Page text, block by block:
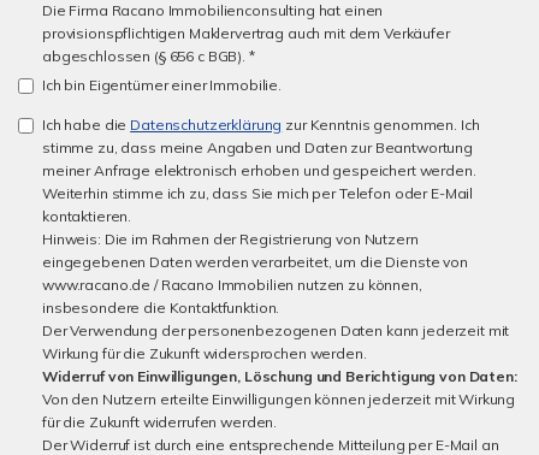
Die Firma Racano Immobilienconsulting hat einen
provisionspflichtigen Maklervertrag auch mit dem Verkäufer
abgeschlossen (§ 656 c BGB). *
Ich bin Eigentümer einer Immobilie.
Ich habe die Datenschutzerklärung zur Kenntnis genommen. Ich
stimme zu, dass meine Angaben und Daten zur Beantwortung
meiner Anfrage elektronisch erhoben und gespeichert werden.
Weiterhin stimme ich zu, dass Sie mich per Telefon oder E-Mail
kontaktieren.
Hinweis: Die im Rahmen der Registrierung von Nutzern
eingegebenen Daten werden verarbeitet, um die Dienste von
www.racano.de / Racano Immobilien nutzen zu können,
insbesondere die Kontaktfunktion.
Der Verwendung der personenbezogenen Daten kann jederzeit mit
Wirkung für die Zukunft widersprochen werden.
Widerruf von Einwilligungen, Löschung und Berichtigung von Daten:
Von den Nutzern erteilte Einwilligungen können jederzeit mit Wirkung
für die Zukunft widerrufen werden.
Der Widerruf ist durch eine entsprechende Mitteilung per E-Mail an